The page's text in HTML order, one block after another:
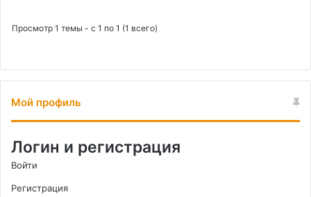
Просмотр 1 темы - с 1 по 1 (1 всего)
Мой профиль
Логин и регистрация
Войти
Регистрация